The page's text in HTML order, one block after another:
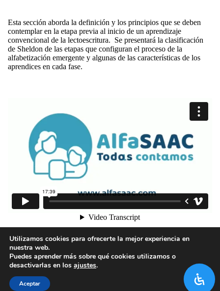
Esta sección aborda la definición y los principios que se deben
contemplar en la etapa previa al inicio de un aprendizaje
convencional de la lectoescritura. Se presentará la clasificación
de Sheldon de las etapas que configuran el proceso de la
alfabetización emergente y algunas de las características de los
aprendices en cada fase.
1 2 3
Utilizamos cookies para ofrecerte la mejor experiencia en
nuestra web.
Puedes aprender más sobre qué cookies utilizamos o
desactivarlas en los ajustes.
Aceptar